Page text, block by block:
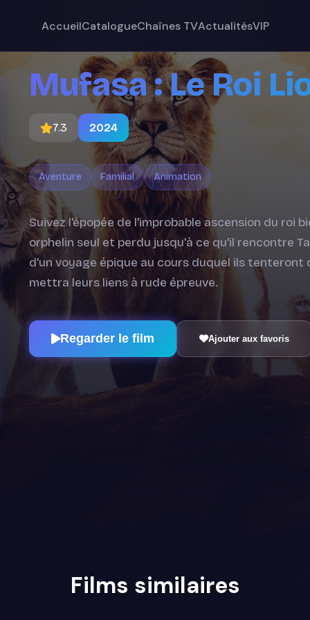
AccueilCatalogueChaînes TVActualitésVIP
Mufasa : Le Roi
7.3 2024
Aventure Familial Animation
Suivez l'épopée de l'improbable ascension du roi
orphelin seul et perdu jusqu'à ce qu'il rencontre
d'un voyage épique au cours duquel ils tenteront
mettra leurs liens à rude épreuve.
Regarder le film Ajouter aux favoris
Films similaires